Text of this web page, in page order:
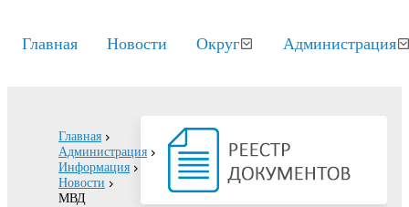
Главная Новости Округ Администрация
Главная
Администрация
Информация
Новости
МВД